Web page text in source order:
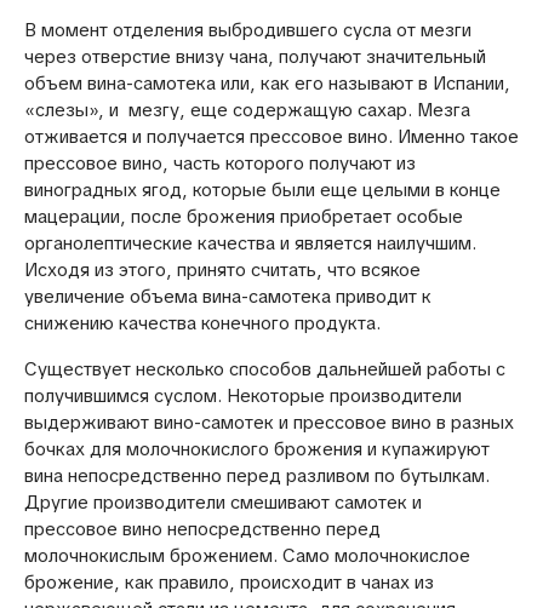
В момент отделения выбродившего сусла от мезги
через отверстие внизу чана, получают значительный
объем вина-самотека или, как его называют в Испании,
«слезы», и мезгу, еще содержащую сахар. Мезга
отживается и получается прессовое вино. Именно такое
прессовое вино, часть которого получают из
виноградных ягод, которые были еще целыми в конце
мацерации, после брожения приобретает особые
органолептические качества и является наилучшим.
Исходя из этого, принято считать, что всякое
увеличение объема вина-самотека приводит к
снижению качества конечного продукта.
Существует несколько способов дальнейшей работы с
получившимся суслом. Некоторые производители
выдерживают вино-самотек и прессовое вино в разных
бочках для молочнокислого брожения и купажируют
вина непосредственно перед разливом по бутылкам.
Другие производители смешивают самотек и
прессовое вино непосредственно перед
молочнокислым брожением. Само молочнокислое
брожение, как правило, происходит в чанах из